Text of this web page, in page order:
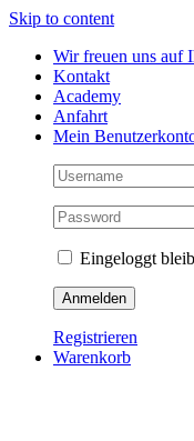
Skip to content
Wir freuen uns auf
Kontakt
Academy
Anfahrt
Mein
Eingeloggt
Registrieren
Warenkorb